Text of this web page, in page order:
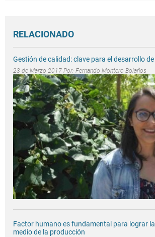
RELACIONADO
Gestión de calidad: clave para el desarrollo de
23 de Marzo 2017 Por: Fernando Montero Bolaños
Factor humano es fundamental para lograr
medio de la producción